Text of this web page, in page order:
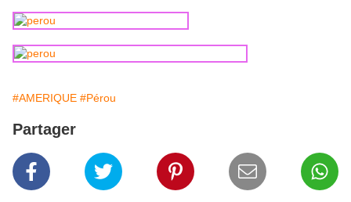
#AMERIQUE #Pérou
Partager